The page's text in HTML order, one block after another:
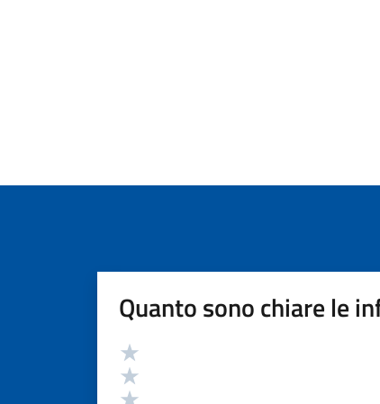
Quanto sono chiare le
Valutazione